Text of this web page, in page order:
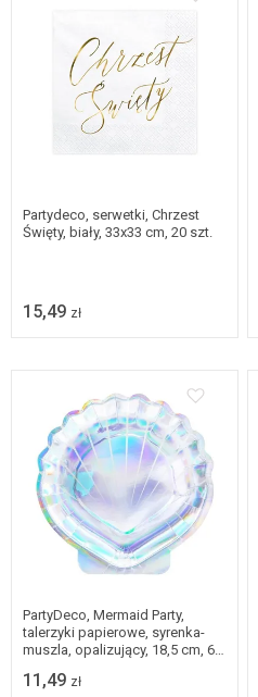
Partydeco, serwetki, Chrzest
Święty, biały, 33x33 cm, 20 szt.
15,49 zł
PartyDeco, Mermaid Party,
talerzyki papierowe, syrenka-
muszla, opalizujący, 18,5 cm, 6
11,49 zł